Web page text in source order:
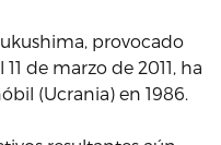
provocado
de marzo de 2011, ha
(Ucrania) en 1986.